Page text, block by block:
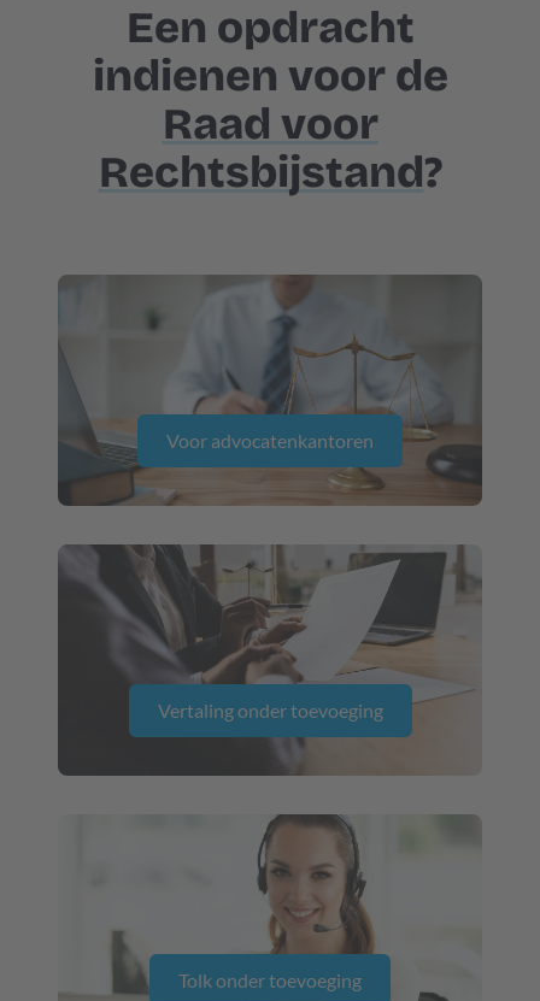
Een opdracht
indienen voor de
Raad voor
Rechtsbijstand?
Voor advocatenkantoren
Vertaling onder toevoeging
Tolk onder toevoeging